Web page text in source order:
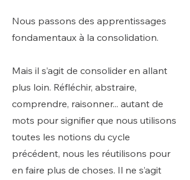
Nous passons des apprentissages
fondamentaux à la consolidation.
Mais il s’agit de consolider en allant
plus loin. Réfléchir, abstraire,
comprendre, raisonner... autant de
mots pour signifier que nous utilisons
toutes les notions du cycle
précédent, nous les réutilisons pour
en faire plus de choses. Il ne s’agit